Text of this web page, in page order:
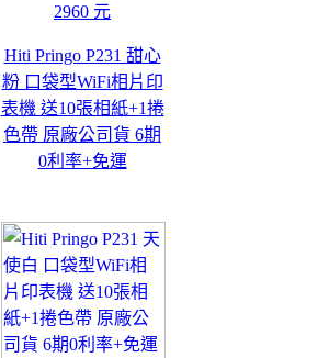
2960 元
Hiti Pringo P231 甜心
粉 口袋型WiFi相片印
表機 送10張相紙+1捲
色帶 原廠公司貨 6期
0利率+免運